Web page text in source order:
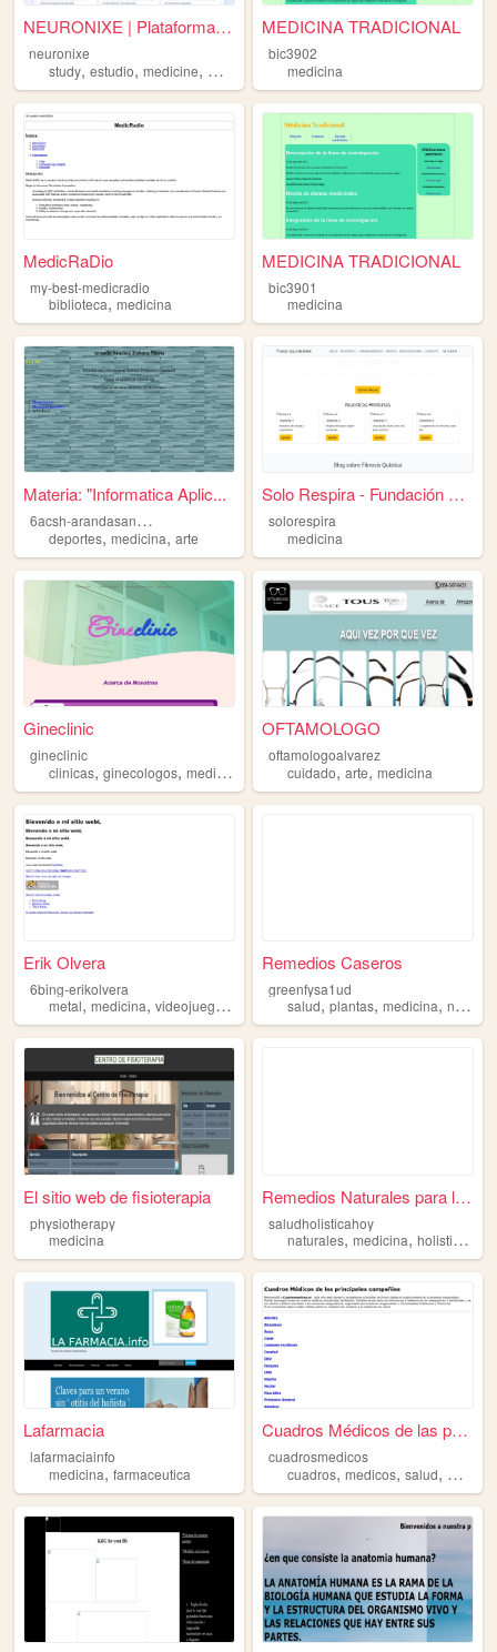
NEURONIXE | Plataforma educa...
neuronixe
study, estudio, medicine, medical medicina
MEDICINA TRADICIONAL
bic3902
medicina
MedicRaDio
my-best-medicradio
biblioteca, medicina
MEDICINA TRADICIONAL
bic3901
medicina
Materia: "Informatica Aplic...
6
acsh-arandasanchezzuharamaria
deportes, medicina, arte
Solo Respira - Fundación Fib...
solorespira
medicina
Gineclinic
gineclinic
clinicas, ginecologos, medicina
OFTAMOLOGO
oftamologoalvarez
cuidado,arte,medicina
Erik Olvera
6bing-erikolvera
metal, medicina, videojuegos ,
Remedios Caseros
greenfysa1ud
salud,plantas,medicina,natural
El sitio web de fisioterapia
physiotherapy
medicina
Remedios Naturales para la A...
saludholisticahoy
naturales,medicina,holistica
Lafarmacia
lafarmaciainfo
medicina, farmaceutica
Cuadros Médicos de las princ...
cuadrosmedicos
cuadros,medicos,salud,